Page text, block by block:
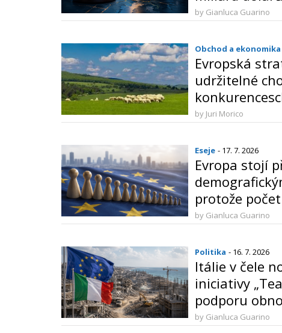
rozhodnutí
by Gianluca Guarino
Obchod a ekonomika
Evropská
udržitelné
odolnost a
by Juri Morico
Eseje - 17. 7. 2026
Evropa stojí
protože
měl do roku
by Gianluca Guarino
Politika - 16. 7. 2026
Itálie v čele
iniciativy
podporu
Gaze
by Gianluca Guarino